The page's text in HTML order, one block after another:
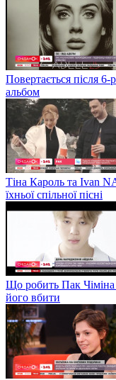
Повертається після
альбом
Тіна Кароль та Ivan
їхньої спільної пісні
Що робить Пак
його вбити